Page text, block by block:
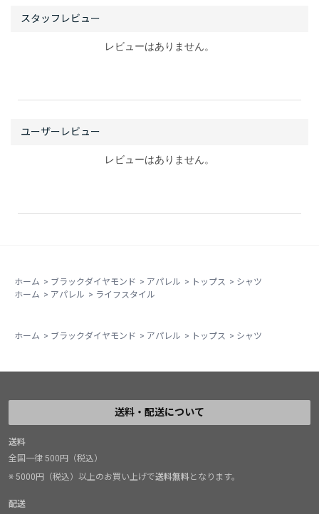
レビューはありません。
レビューはありません。
ホーム > ブラックダイヤモンド > アパレル > トップス > シャツ
ホーム > アパレル > ライフスタイル
ホーム > ブラックダイヤモンド > アパレル > トップス > シャツ
送料・配送について
送料
全国一律 500円（税込）
※ 5000円（税込）以上のお買い上げで送料無料となります。
配送